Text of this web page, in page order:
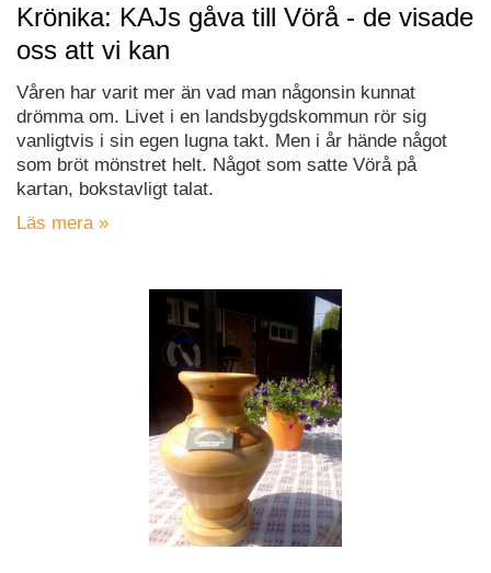
Krönika: KAJs gåva till Vörå - de visade
oss att vi kan
Våren har varit mer än vad man någonsin kunnat
drömma om. Livet i en landsbygdskommun rör sig
vanligtvis i sin egen lugna takt. Men i år hände något
som bröt mönstret helt. Något som satte Vörå på
kartan, bokstavligt talat.
Läs mera »